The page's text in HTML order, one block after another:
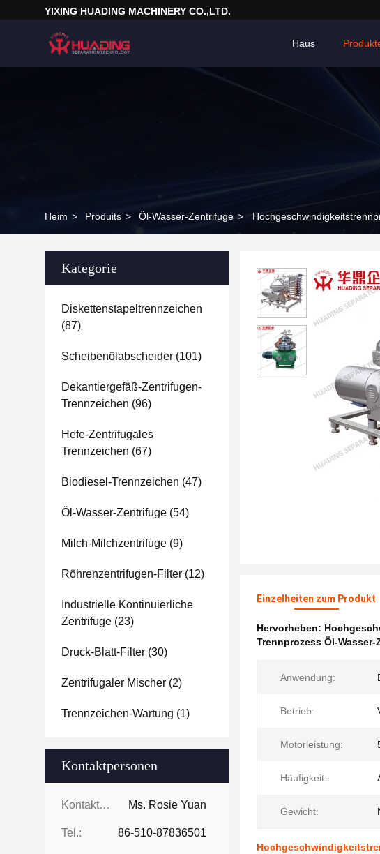
YIXING HUADING MACHINERY CO.,LTD.
Haus
Heim > Produits > Öl-Wasser-Zentrifuge >
Kategorie
Diskettenstapeltrennzeichen
(87)
Scheibenölabscheider (101)
Dekantiergefäß-Zentrifugen-
Trennzeichen (96)
Hefe-Zentrifugales
Trennzeichen (67)
Biodiesel-Trennzeichen (47)
Öl-Wasser-Zentrifuge (54)
Milch-Milchzentrifuge (9)
Röhrenzentrifugen-Filter (12)
Industrielle Kontinuierliche
Zentrifuge (23)
Druck-Blatt-Filter (30)
Zentrifugaler Mischer (2)
Trennzeichen-Wartung (1)
Kontaktpersonen
Kontaktpersonen: Ms. Rosie Yuan
Tel.: 86-510-87836501
Einzelheiten zum Produkt
Hervorheben:
Trennprozess Öl-
Anwendung:
Betrieb:
Motorleistung:
Häufigkeit:
Gewicht: